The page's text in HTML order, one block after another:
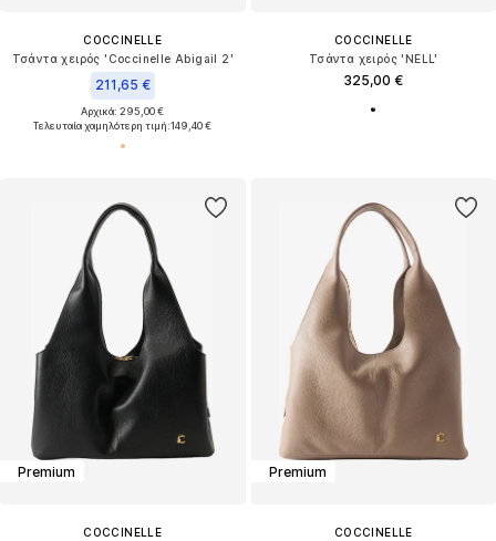
COCCINELLE
Τσάντα χειρός 'Coccinelle Abigail 2'
211,65 €
Αρχικά: 295,00 €
Τελευταία χαμηλότερη τιμή:149,40 €
COCCINELLE
Τσάντα χειρός 'NELL'
325,00 €
Premium
COCCINELLE
Premium
COCCINELLE